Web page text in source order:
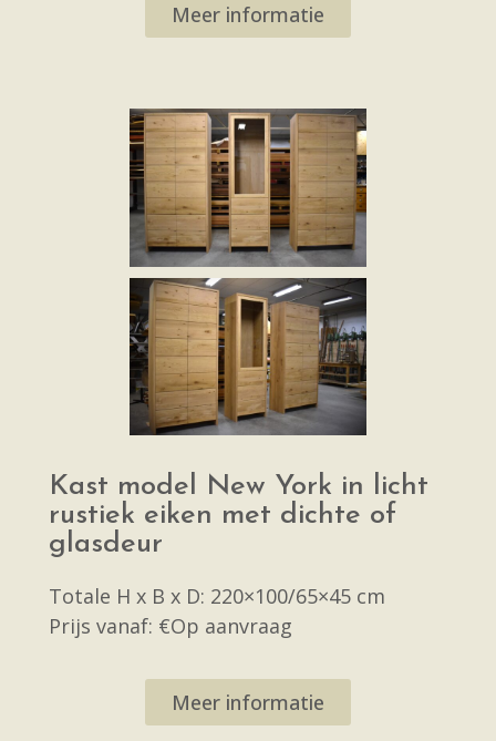
Meer informatie
Kast model New York in licht
rustiek eiken met dichte of
glasdeur
Totale H x B x D: 220×100/65×45 cm
Prijs vanaf: €Op aanvraag
Meer informatie